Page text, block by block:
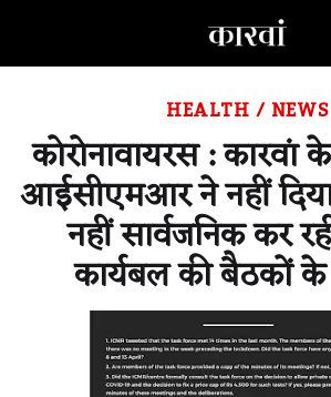
HEALTH/NEWS
कोरोनावायरस : कारवां
आईसीएमआर ने नहीं
नहीं सार्वजनिक कर
कार्यबल की बैठकों